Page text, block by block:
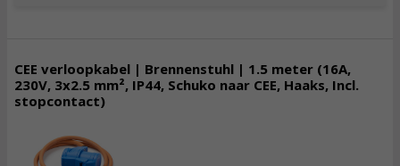
CEE verloopkabel | Brennenstuhl | 1.5 meter (16A,
230V, 3x2.5 mm², IP44, Schuko naar CEE, Haaks, Incl.
stopcontact)